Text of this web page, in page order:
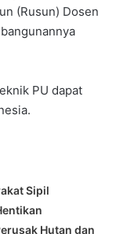
(Rusun) Dosen
PU dapat
Sipil
Hutan dan